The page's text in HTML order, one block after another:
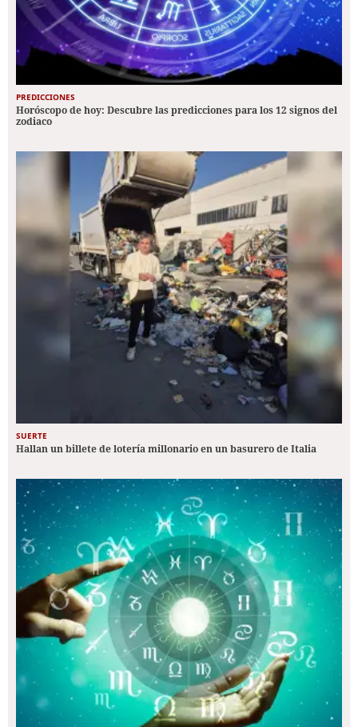
PREDICCIONES
Horóscopo de hoy: Descubre las predicciones para los 12 signos del
zodiaco
SUERTE
Hallan un billete de lotería millonario en un basurero de Italia